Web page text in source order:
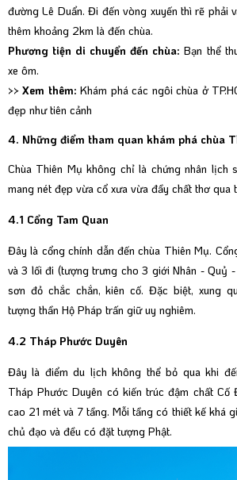
đường Lê Duẩn. Đi đến vòng xuyến thì rẽ phải
thêm khoảng 2km là đến chùa.
Phương tiện di chuyển đến chùa:Bạn thể
xe ôm.
>> Xem thêm: Khám phá các ngôi chùa ở
đẹp như tiên cảnh
4. Những điểm tham quan khám phá chùa
Chùa Thiên Mụ không chỉ là chứng nhân lịch
mang nét đẹp vừa cổ xưa vừa đầy chất thơ qua
4.1 Cổng Tam Quan
Đây là cổng chính dẫn đến chùa Thiên Mụ.
và 3 lối đi (tượng trưng cho 3 giới Nhân - Quỷ
sơn đỏ chắc chắn, kiên cố. Đặc biệt, xung
tượng thần Hộ Pháp trấn giữ uy nghiêm.
4.2 Tháp Phước Duyên
Đây là điểm du lịch không thể bỏ qua khi
Tháp Phước Duyên có kiến trúc đậm chất Cố
cao 21 mét và 7 tầng. Mỗi tầng có thiết kế khá
chủ đạo và đều có đặt tượng Phật.